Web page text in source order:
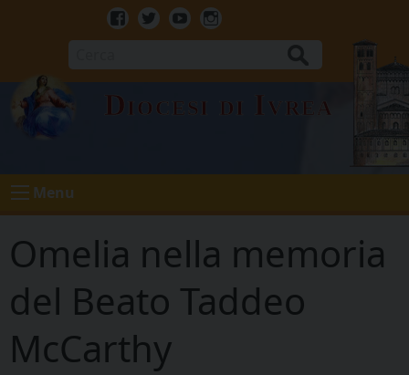
Facebook
TwitterYoutubeInstagram
Diocesi di Ivrea
Menu
Omelia nella memoria
del Beato Taddeo
McCarthy